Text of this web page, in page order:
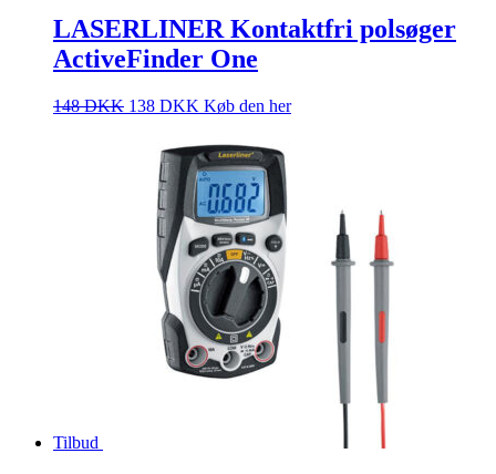
LASERLINER Kontaktfri polsøger
ActiveFinder One
148DKK 138 DKK Køb den her
Tilbud